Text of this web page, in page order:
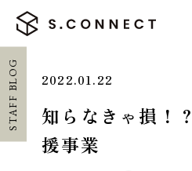
家づくり勉強会
STAFF BLOG 2022.01.22
知らなきゃ損！
援事業